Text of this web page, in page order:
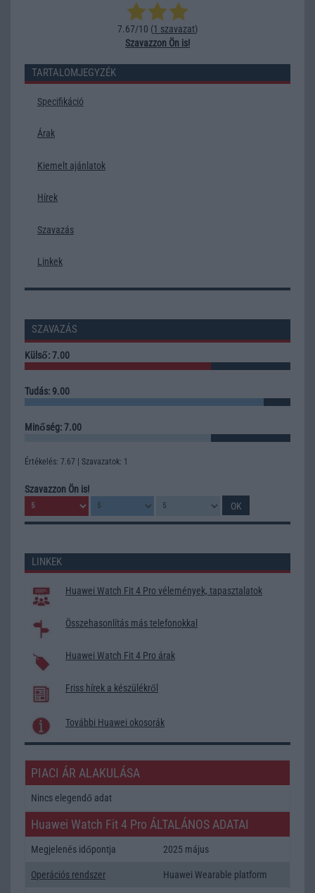
7.67/10 (1 szavazat)
Szavazzon Ön is!
TARTALOMJEGYZÉK
Specifikáció
Árak
Kiemelt ajánlatok
Hírek
Szavazás
Linkek
SZAVAZÁS
Külső: 7.00
Tudás: 9.00
Minőség: 7.00
Értékelés: 7.67 | Szavazatok: 1
Szavazzon Ön is!
LINKEK
Huawei Watch Fit 4 Pro vélemények, tapasztalatok
Összehasonlítás más telefonokkal
Huawei Watch Fit 4 Pro árak
Friss hírek a készülékről
További Huawei okosorák
PIACI ÁR ALAKULÁSA
Nincs elegendő adat
Huawei Watch Fit 4 Pro ÁLTALÁNOS ADATAI
Megjelenés időpontja 2025 május
Operációs rendszer Huawei Wearable platform